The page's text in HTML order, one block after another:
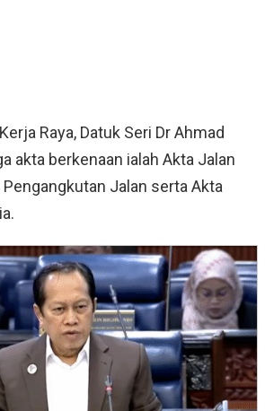
Raya, Datuk Seri Dr Ahmad
akta berkenaan ialah Akta Jalan
Jalan serta Akta